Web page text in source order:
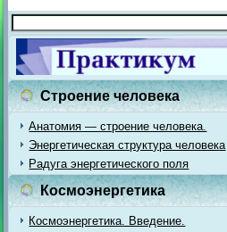
Строение человека
Анатомия — строение человека.
Энергетическая структура человека
Радуга энергетического поля
Космоэнергетика
Космоэнергетика. Введение.